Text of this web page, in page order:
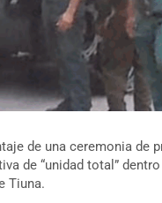
de una ceremonia de
de “unidad total”
Tiuna.